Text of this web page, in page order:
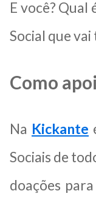
E você? Qual
Social que
Como
Na Kickante
Sociais de
doações